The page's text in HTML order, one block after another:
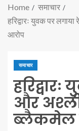
Home
समाचार
हरिद्वारः युवक पर
आरोप
समाचार
और
ब्लैकमेल